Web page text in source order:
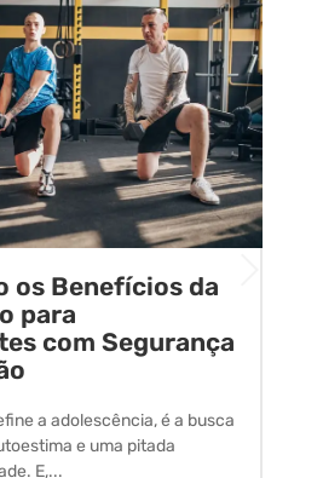
os Benefícios da
para
com Segurança
a adolescência, é a busca
e uma pitada
E,...